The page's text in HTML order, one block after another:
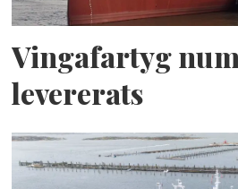
Vingafartyg
levererats